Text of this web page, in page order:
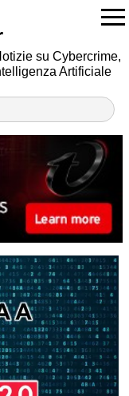
su Cybercrime,
Artificiale